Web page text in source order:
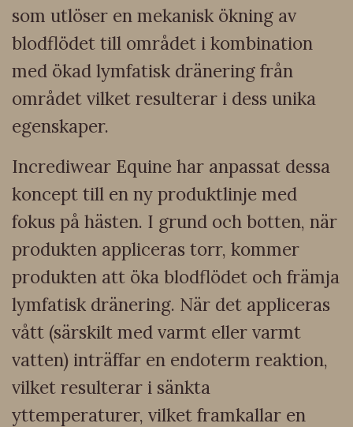
som utlöser en mekanisk ökning av
blodflödet till området i kombination
med ökad lymfatisk dränering från
området vilket resulterar i dess unika
egenskaper.
Incrediwear Equine har anpassat dessa
koncept till en ny produktlinje med
fokus på hästen. I grund och botten, när
produkten appliceras torr, kommer
produkten att öka blodflödet och främja
lymfatisk dränering. När det appliceras
vått (särskilt med varmt eller varmt
vatten) inträffar en endoterm reaktion,
vilket resulterar i sänkta
yttemperaturer, vilket framkallar en